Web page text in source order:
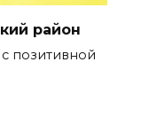
район
позитивной